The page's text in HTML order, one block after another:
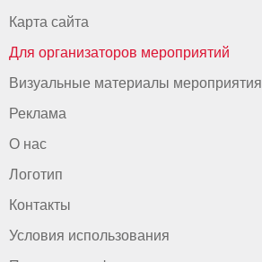
Карта сайта
Для организаторов мероприятий
Визуальные материалы мероприятия
Реклама
О нас
Логотип
Контакты
Условия использования